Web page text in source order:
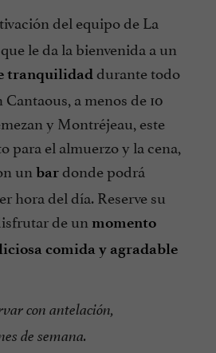
del equipo de La
le da la bienvenida a un
tranquilidaddurante todo
a menos de 10
y Montréjeau, este
para el almuerzo y la cena,
un bardonde podrá
hora del día. Reserve su
de un momento
comida y agradable
con antelación,
de semana.